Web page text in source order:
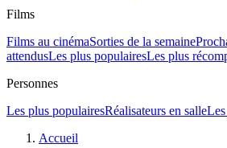
Films
Films au cinémaSorties de la semaine
attendusLes plus populairesLes plus
Personnes
Les plus populairesRéalisateurs en salle
Accueil